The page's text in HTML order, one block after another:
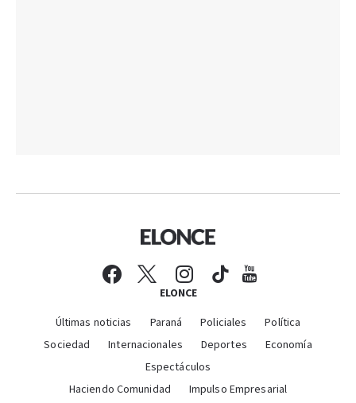
ELONCE
Últimas noticias Paraná Policiales
Política
Sociedad
Internacionales Deportes
Economía
Espectáculos
Haciendo Comunidad
Impulso Empresarial